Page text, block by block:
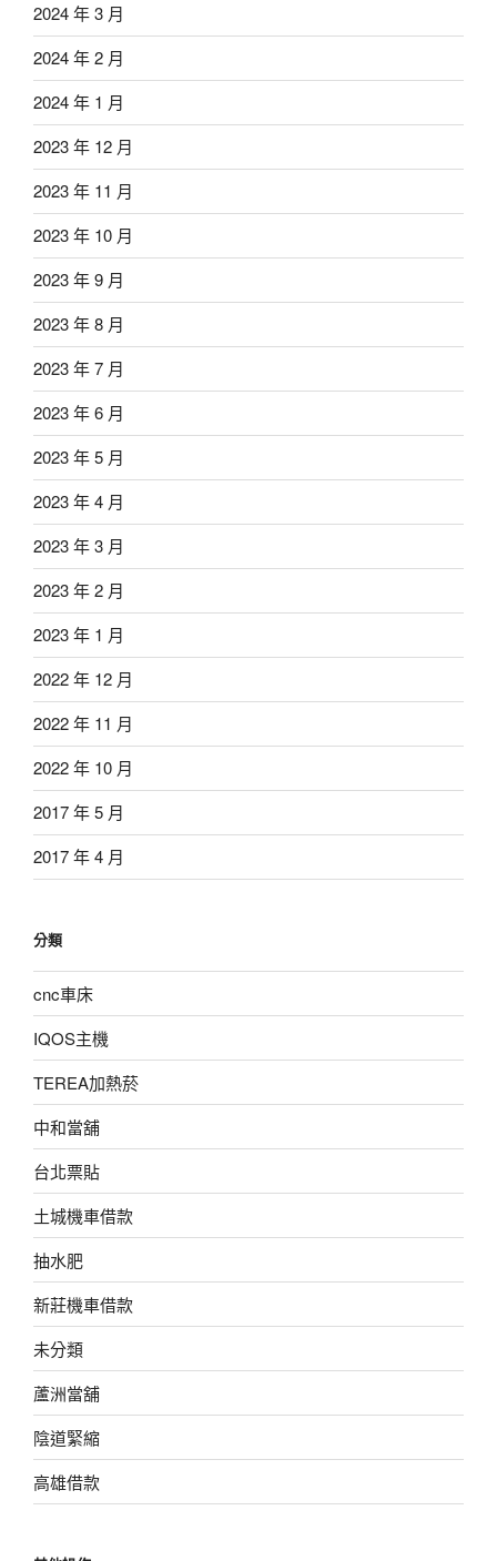
2024 年 3 月
2024 年 2 月
2024 年 1 月
2023 年 12 月
2023 年 11 月
2023 年 10 月
2023 年 9 月
2023 年 8 月
2023 年 7 月
2023 年 6 月
2023 年 5 月
2023 年 4 月
2023 年 3 月
2023 年 2 月
2023 年 1 月
2022 年 12 月
2022 年 11 月
2022 年 10 月
2017 年 5 月
2017 年 4 月
分類
cnc車床
IQOS主機
TEREA加熱菸
中和當舖
台北票貼
土城機車借款
抽水肥
新莊機車借款
未分類
蘆洲當舖
陰道緊縮
高雄借款